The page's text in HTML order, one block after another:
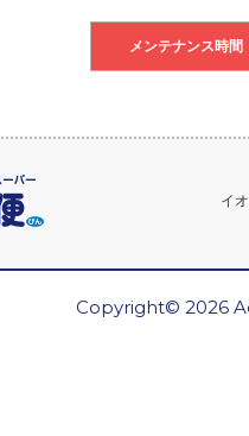
メンテナンス時間
イ
Copyright© 2026